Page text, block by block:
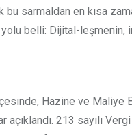
bu sarmaldan en kısa
belli: Dijital-leşmenin,
Hazine ve Maliye
213 sayılı